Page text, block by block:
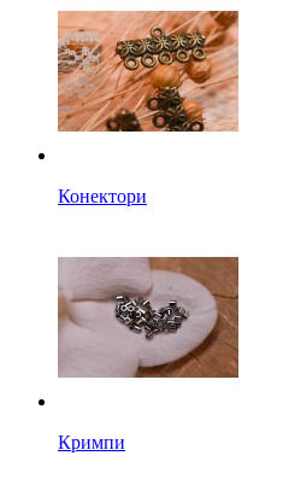
Конектори
Кримпи